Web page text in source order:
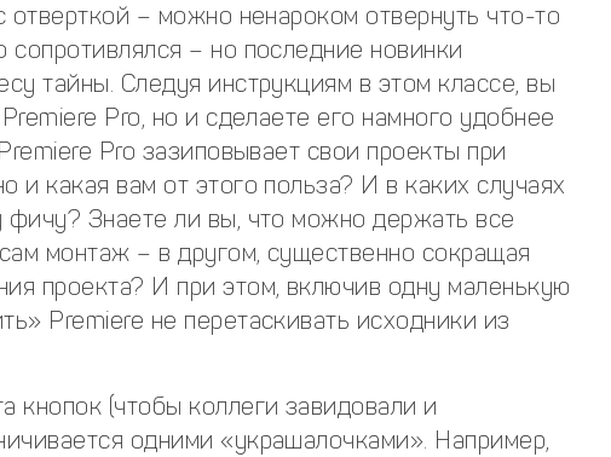
отверткой – можно ненароком отвернуть что-то
– но последние новинки
тайны. Следуя инструкциям в этом классе, вы
Pro, но и сделаете его намного удобнее
Pro зазиповывает свои проекты при
и какая вам от этого польза? И в каких случаях
фичу? Знаете ли вы, что можно держать все
монтаж – в другом, существенно сокращая
проекта? И при этом, включив одну маленькую
Premiere не перетаскивать исходники из
кнопок (чтобы коллеги завидовали и
одними «украшалочками». Например,